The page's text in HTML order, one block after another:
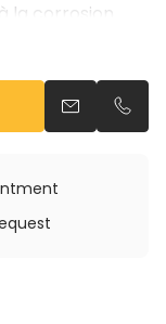
la corrosion
Send anCall